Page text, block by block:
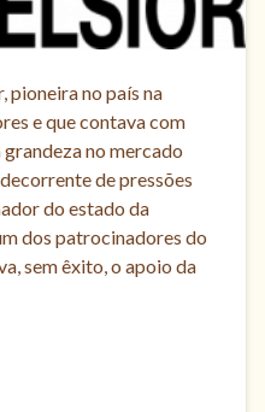
pioneira no país na
e que contava com
no mercado
de pressões
do estado da
dos patrocinadores do
sem êxito, o apoio da